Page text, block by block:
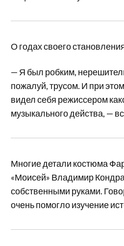
О годах своего
— Я был робким,
пожалуй, трусом. И при
видел себя режиссером
музыкального действа, —
Многие детали костюма
«Моисей» Владимир
собственными руками.
очень помогло изучение